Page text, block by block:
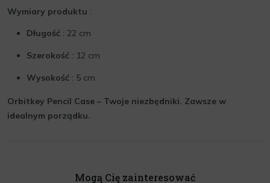
Wymiary produktu :
Długość : 22 cm
Szerokość : 12 cm
Wysokość : 5 cm
Orbitkey Pencil Case – Twoje niezbędniki. Zawsze w
idealnym porządku.
Mogą Cię zainteresować